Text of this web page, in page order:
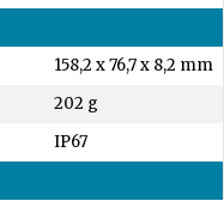
158,2 x 76,7 x 8,2 mm
202 g
IP67